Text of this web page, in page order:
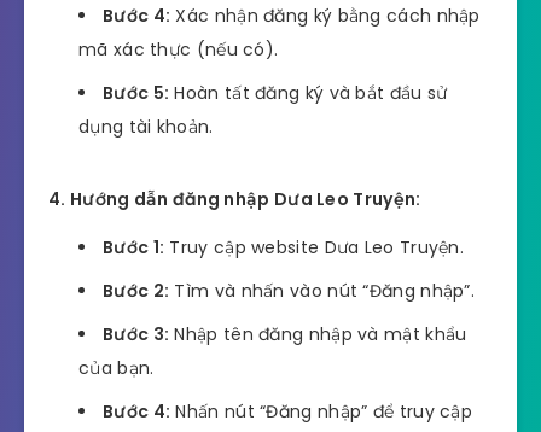
Bước 4: Xác nhận đăng ký bằng cách nhập
mã xác thực (nếu có).
Bước 5: Hoàn tất đăng ký và bắt đầu sử
dụng tài khoản.
4. Hướng dẫn đăng nhập Dưa Leo Truyện:
Bước 1: Truy cập website Dưa Leo Truyện.
Bước 2: Tìm và nhấn vào nút “Đăng nhập”.
Bước 3: Nhập tên đăng nhập và mật khẩu
của bạn.
Bước 4: Nhấn nút “Đăng nhập” để truy cập